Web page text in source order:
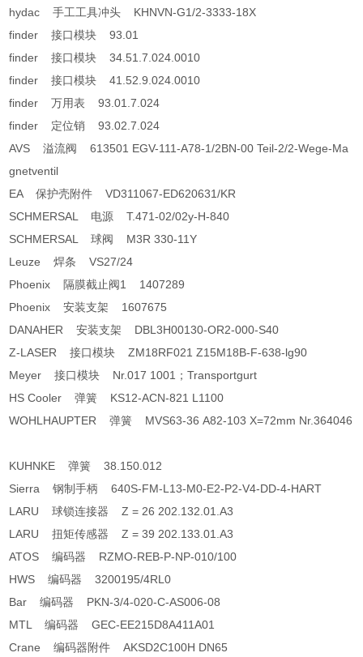
hydac 手工工具冲头 KHNVN-G1/2-3333-18X
finder 接口模块 93.01
finder 接口模块 34.51.7.024.0010
finder 接口模块 41.52.9.024.0010
finder 万用表 93.01.7.024
finder 定位销 93.02.7.024
AVS 溢流阀 613501 EGV-111-A78-1/2BN-00 Teil-2/2-Wege-Ma
gnetventil
EA 保护壳附件 VD311067-ED620631/KR
SCHMERSAL 电源 T.471-02/02y-H-840
SCHMERSAL 球阀 M3R 330-11Y
Leuze 焊条 VS27/24
Phoenix 隔膜截止阀1 1407289
Phoenix 安装支架 1607675
DANAHER 安装支架 DBL3H00130-OR2-000-S40
Z-LASER 接口模块 ZM18RF021 Z15M18B-F-638-lg90
Meyer 接口模块 Nr.017 1001；Transportgurt
HS Cooler 弹簧 KS12-ACN-821 L1100
WOHLHAUPTER 弹簧 MVS63-36 A82-103 X=72mm Nr.364046
KUHNKE 弹簧 38.150.012
Sierra 钢制手柄 640S-FM-L13-M0-E2-P2-V4-DD-4-HART
LARU 球锁连接器 Z = 26 202.132.01.A3
LARU 扭矩传感器 Z = 39 202.133.01.A3
ATOS 编码器 RZMO-REB-P-NP-010/100
HWS 编码器 3200195/4RL0
Bar 编码器 PKN-3/4-020-C-AS006-08
MTL 编码器 GEC-EE215D8A411A01
Crane 编码器附件 AKSD2C100H DN65